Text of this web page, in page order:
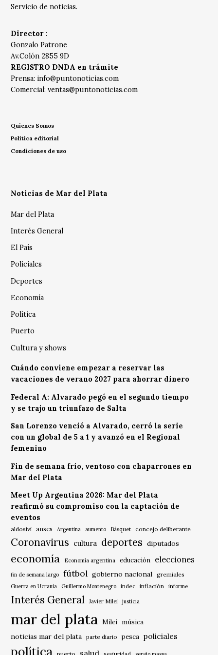
Servicio de noticias.
Director :
Gonzalo Patrone
Av.Colón 2855 9D
REGISTRO DNDA en trámite
Prensa: info@puntonoticias.com
Comercial:ventas@puntonoticias.com
Quienes Somos
Política editorial
Condiciones de uso
Noticias de Mar del Plata
Mar del Plata
Interés General
El País
Policiales
Deportes
Economía
Política
Puerto
Cultura y shows
Cuándo conviene empezar a reservar las
vacaciones de verano 2027 para ahorrar dinero
Federal A: Alvarado pegó en el segundo tiempo
y se trajo un triunfazo de Salta
San Lorenzo venció a Alvarado, cerró la serie
con un global de 5 a 1 y avanzó en el Regional
femenino
Fin de semana frío, ventoso con chaparrones en
Mar del Plata
Meet Up Argentina 2026: Mar del Plata
reafirmó su compromiso con la captación de
eventos
aldosivi anses Argentina aumento Básquet concejo deliberante
Coronavirus cultura deportes diputados
economía Economía argentina educación elecciones
fin de semana largo fútbol gobierno nacional gremiales
Guerra en Ucrania Guillermo Montenegro indec inflación informe
Interés General Javier Milei justicia
mar del plata Milei música
noticias mar del plata
parte diario pesca policiales
política